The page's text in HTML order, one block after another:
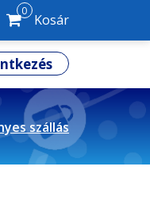
Kosár
0
szállás